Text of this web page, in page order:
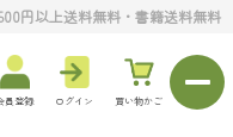
円以上送料無料・書籍送料無料
員登録 ログイン 買い物かご